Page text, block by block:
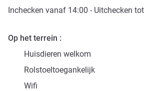
Inchecken vanaf 14:00 - Uitchecken tot
Op het terrein
Huisdieren welkom
Rolstoeltoegankelijk
Wifi